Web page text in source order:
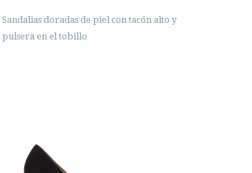
Sandalias doradas de piel con tacón alto y
pulsera en el tobillo